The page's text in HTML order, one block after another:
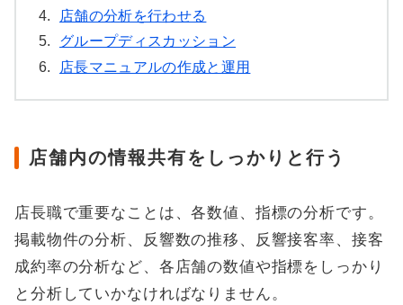
4.
店舗の分析を行わせる
5.
グループディスカッション
6.
店長マニュアルの作成と運用
店舗内の情報共有をしっかりと行う
店長職で重要なことは、各数値、指標の分析です。
掲載物件の分析、反響数の推移、反響接客率、接客
成約率の分析など、各店舗の数値や指標をしっかり
と分析していかなければなりません。